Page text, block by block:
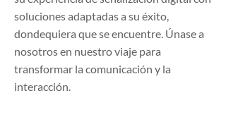
soluciones adaptadas a su éxito,
dondequiera que se encuentre. Únase a
nosotros en nuestro viaje para
transformar la comunicación y la
interacción.